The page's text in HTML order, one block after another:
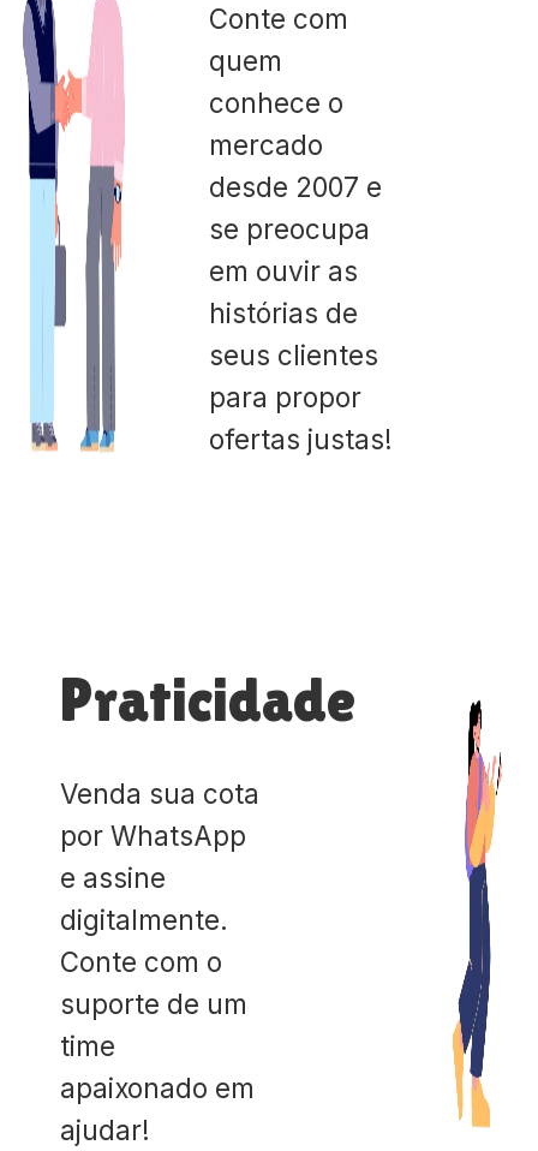
Conte com
quem
conhece o
mercado
desde 2007 e
se preocupa
em ouvir as
histórias de
seus clientes
para propor
ofertas justas!
Praticidade
Venda sua cota
por WhatsApp
e assine
digitalmente.
Conte com o
suporte de um
time
apaixonado em
ajudar!